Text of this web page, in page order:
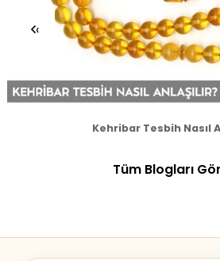
Kehribar Tesbih Nasıl
‹
Tüm Blogları Gör